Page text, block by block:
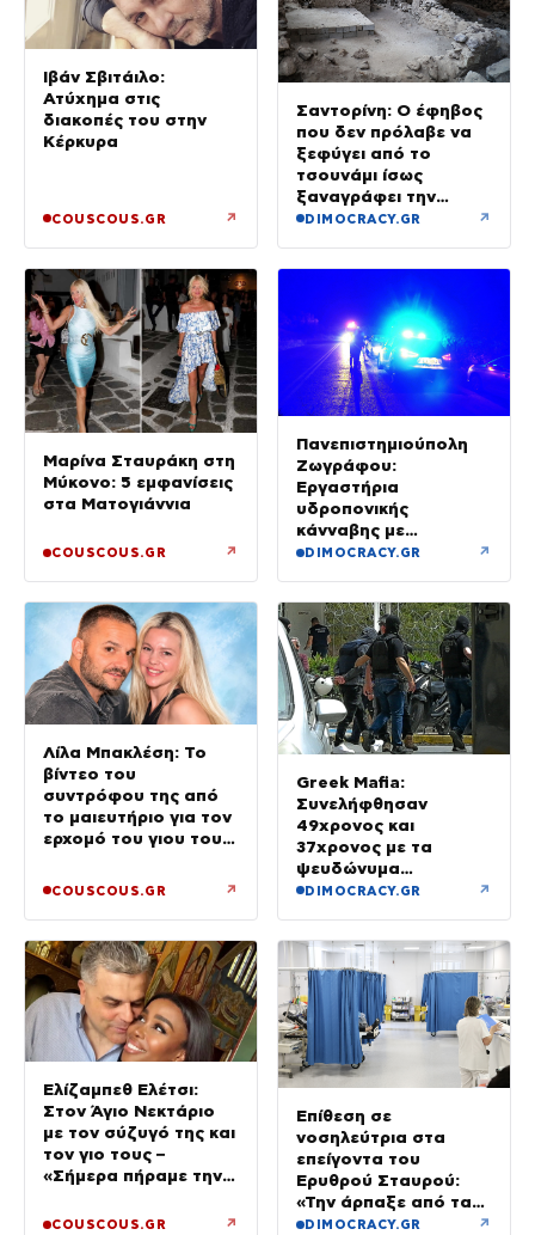
Ιβάν Σβιτάιλο:
Ατύχημα στις
διακοπές του στην
Κέρκυρα
COUSCOUS.GR ↗
Σαντορίνη: Ο έφηβος
που δεν πρόλαβε να
ξεφύγει από το
τσουνάμι ίσως
ξαναγράφει την
ιστορία της μινωικής
DIMOCRACY.GR ↗
Μαρίνα Σταυράκη στη
Μύκονο: 5 εμφανίσεις
στα Ματογιάννια
COUSCOUS.GR ↗
Πανεπιστημιούπολη
Ζωγράφου:
Εργαστήρια
υδροπονικής
κάνναβης με
προσδοκώμενο
Χειροπέδες σε τρία
άτομα
DIMOCRACY.GR ↗
Λίλα Μπακλέση: Το
βίντεο του
συντρόφου της από
το μαιευτήριο για τον
ερχομό του γιου τους
COUSCOUS.GR ↗
Greek Mafia:
Συνελήφθησαν
49χρονος και
37χρονος με τα
ψευδώνυμα
«πίτμπουλ» και
DIMOCRACY.GR ↗
Ελίζαμπεθ Ελέτσι:
Στον Άγιο Νεκτάριο
με τον σύζυγό της και
τον γιο τους –
«Σήμερα πήραμε την
COUSCOUS.GR ↗
Επίθεση σε
νοσηλεύτρια στα
επείγοντα του
Ερυθρού Σταυρού:
«Την άρπαξε από τα
μαλλιά, της κατάφερε
DIMOCRACY.GR ↗